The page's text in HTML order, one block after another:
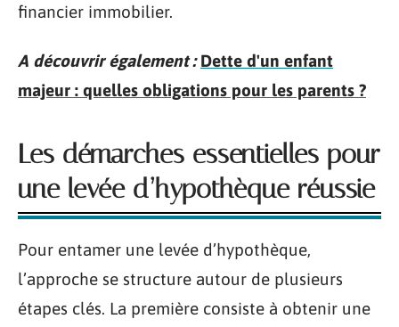
financier immobilier.
A découvrir également : Dette d'un enfant
majeur : quelles obligations pour les parents ?
Les démarches essentielles pour
une levée d’hypothèque réussie
Pour entamer une levée d’hypothèque,
l’approche se structure autour de plusieurs
étapes clés. La première consiste à obtenir une